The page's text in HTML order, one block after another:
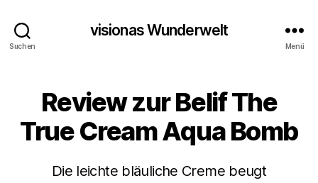
Suchen
visionas Wunderwelt
Menü
Review zur Belif The
True Cream Aqua Bomb
Die leichte bläuliche Creme beugt